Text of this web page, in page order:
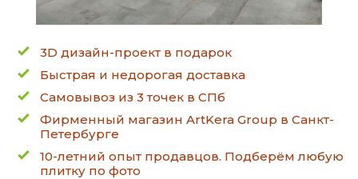
3D дизайн-проект в подарок
Быстрая и недорогая доставка
Самовывоз из 3 точек в СПб
Фирменный магазин ArtKera Group в Санкт-
Петербурге
10-летний опыт продавцов. Подберём любую
плитку по фото